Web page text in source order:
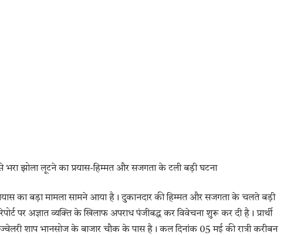
झोला लूटने का प्रयास-हिम्मत और सजगता के टली बड़ी घटना
का बड़ा मामला सामने आया है। दुकानदार की हिम्मत और सजगता के चलते बड़ी
पर अज्ञात व्यक्ति के खिलाफ अपराध पंजीबद्ध कर विवेचना शुरू कर दी है। प्रार्थी
शाप भानसोज के बाजार चौक के पास है। कल दिनांक 05 मई की रात्री करीबन